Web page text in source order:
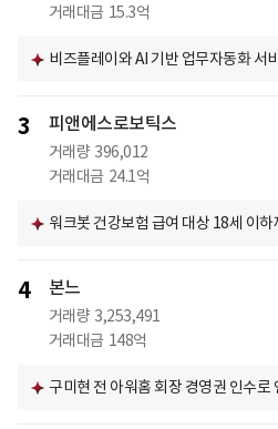
거래대금 15.3억
비즈플레이와 AI 기반 업무자동화 서
3 피앤에스로보틱스
거래량 396,012
거래대금 24.1억
워크봇 건강보험 급여 대상 18세 이하
4 본느
거래량 3,253,491
거래대금 148억
구미현 전 아워홈 회장 경영권 인수로